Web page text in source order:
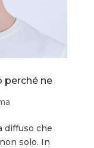
perché ne
diffuso che
solo. In